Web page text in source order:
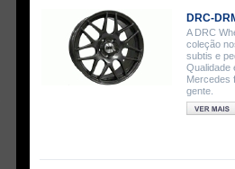
DRC-
A DRC
coleção
subtis e
Qualidade
Mercedes
gente.